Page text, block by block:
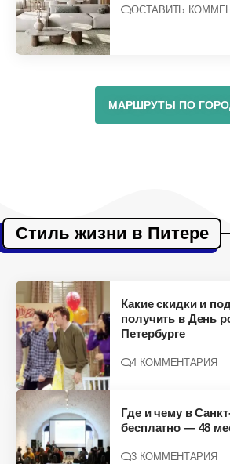
ОСТАВИТЬ
МАРШРУТЫ ПО
Стиль жизни в Питере
Какие скидки и
получить в День
Петербурге
4 КОММЕНТАРИЯ
Где и чему в
бесплатно — 48
3 КОММЕНТАРИЯ